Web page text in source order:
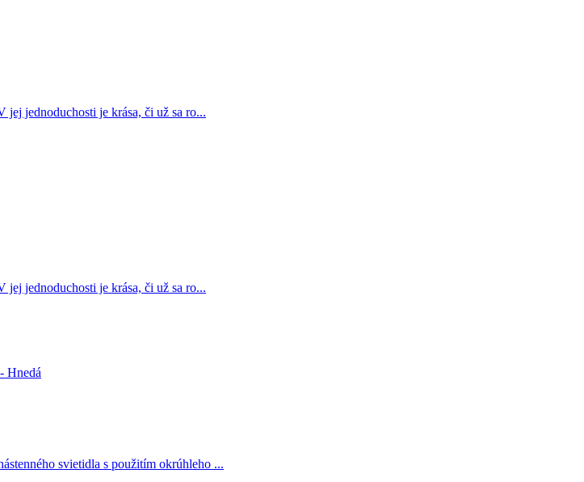
jej jednoduchosti je krása, či už sa ro...
jej jednoduchosti je krása, či už sa ro...
svietidla s použitím okrúhleho ...